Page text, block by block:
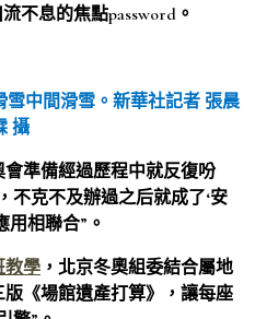
不息的焦點password。
中間滑雪。新華社記者 張晨
攝
準備經過歷程中就反復吩
不克不及辦過之后就成了‘安
用相聯合”。
教學 ，北京冬奧組委結合屬地
《場館遺產打算》，讓每座